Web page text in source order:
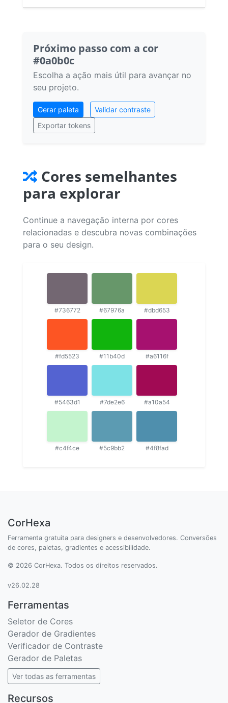
Próximo passo com a cor
#0a0b0c
Escolha a ação mais útil para avançar no
seu projeto.
Gerar paleta
Validar contraste
Exportar tokens
Cores semelhantes
para explorar
Continue a navegação interna por cores
relacionadas e descubra novas combinações
para o seu design.
#736772 #67976a #dbd653
#fd5523 #11b40d #a6116f
#5463d1 #7de2e6 #a10a54
#c4f4ce #5c9bb2 #4f8fad
CorHexa
Ferramenta gratuita para designers e desenvolvedores. Conversões
de cores, paletas, gradientes e acessibilidade.
© 2026 CorHexa. Todos os direitos reservados.
v26.02.28
Ferramentas
Seletor de Cores
Gerador de Gradientes
Verificador de Contraste
Gerador de Paletas
Ver todas as ferramentas
Recursos